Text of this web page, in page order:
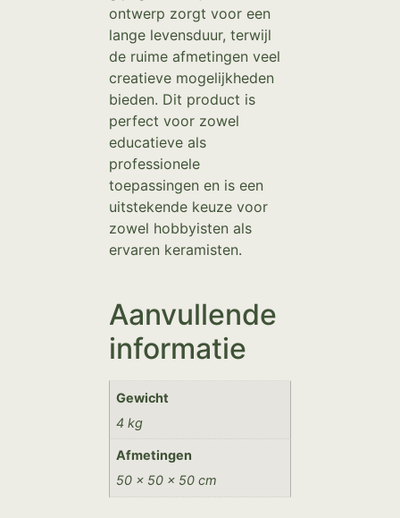
ontwerp zorgt voor een
lange levensduur, terwijl
de ruime afmetingen veel
creatieve mogelijkheden
bieden. Dit product is
perfect voor zowel
educatieve als
professionele
toepassingen en is een
uitstekende keuze voor
zowel hobbyisten als
ervaren keramisten.
Aanvullende
informatie
Gewicht
4 kg
Afmetingen
50 × 50 × 50 cm